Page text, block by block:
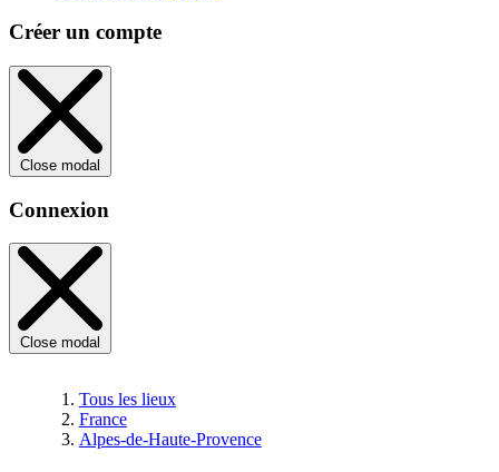
Créer un compte
Close modal
Connexion
Close modal
Tous les lieux
France
Alpes-de-Haute-Provence